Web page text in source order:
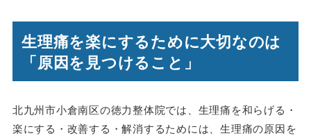
生理痛を楽にするために大切なのは
「原因を見つけること」
北九州市小倉南区の徳力整体院では、生理痛を和らげる・
楽にする・改善する・解消するためには、生理痛の原因を